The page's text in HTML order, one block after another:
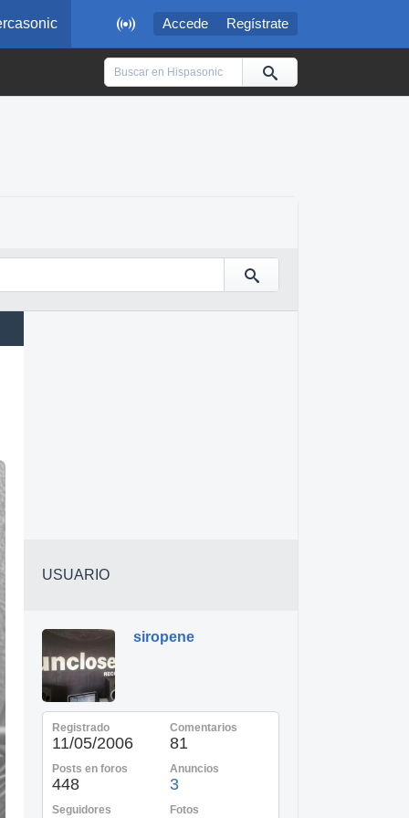
 Accede Regístrate
USUARIO
siropene
Registrado
11/05/2006
Comentarios
81
Posts en foros
448
Anuncios
3
Seguidores Fotos